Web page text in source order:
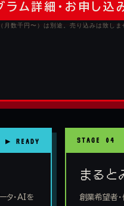
ラム詳細・お申し込
数千円〜）は別途。売り込みは致しま
タ・AIを
STAGE 04
まると
創業希望者